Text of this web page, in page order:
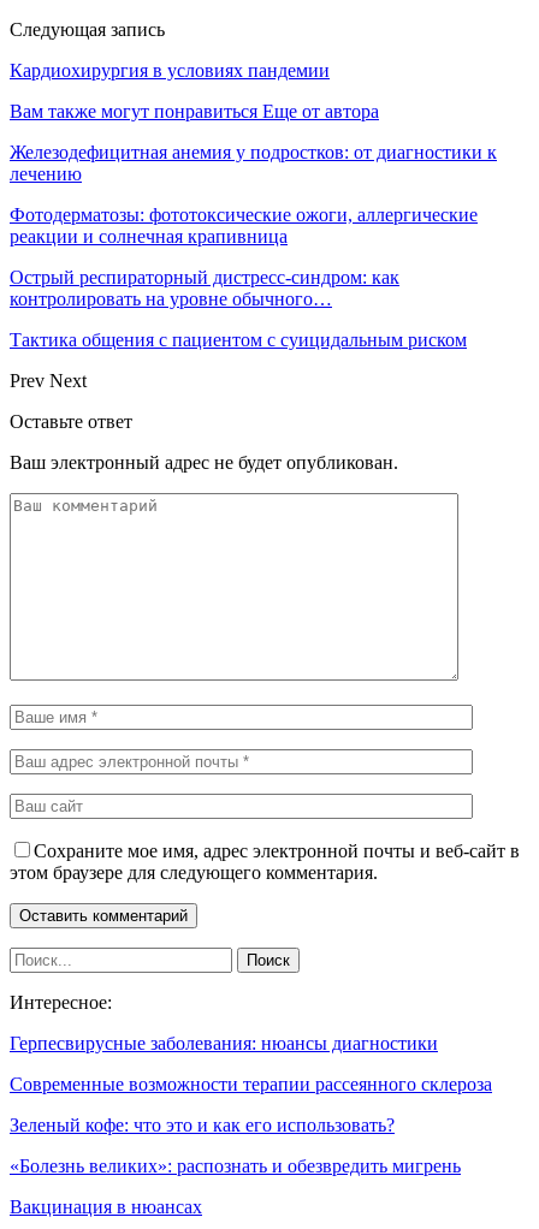
Следующая запись
Кардиохирургия в условиях пандемии
Вам также могут понравиться Еще от автора
Железодефицитная анемия у подростков: от диагностики к
лечению
Фотодерматозы: фототоксические ожоги, аллергические
реакции и солнечная крапивница
Острый респираторный дистресс-синдром: как
контролировать на уровне обычного…
Тактика общения с пациентом с суицидальным риском
Prev Next
Оставьте ответ
Ваш электронный адрес не будет опубликован.
Сохраните мое имя, адрес электронной почты и веб-сайт в
этом браузере для следующего комментария.
Интересное:
Герпесвирусные заболевания: нюансы диагностики
Современные возможности терапии рассеянного склероза
Зеленый кофе: что это и как его использовать?
«Болезнь великих»: распознать и обезвредить мигрень
Вакцинация в нюансах